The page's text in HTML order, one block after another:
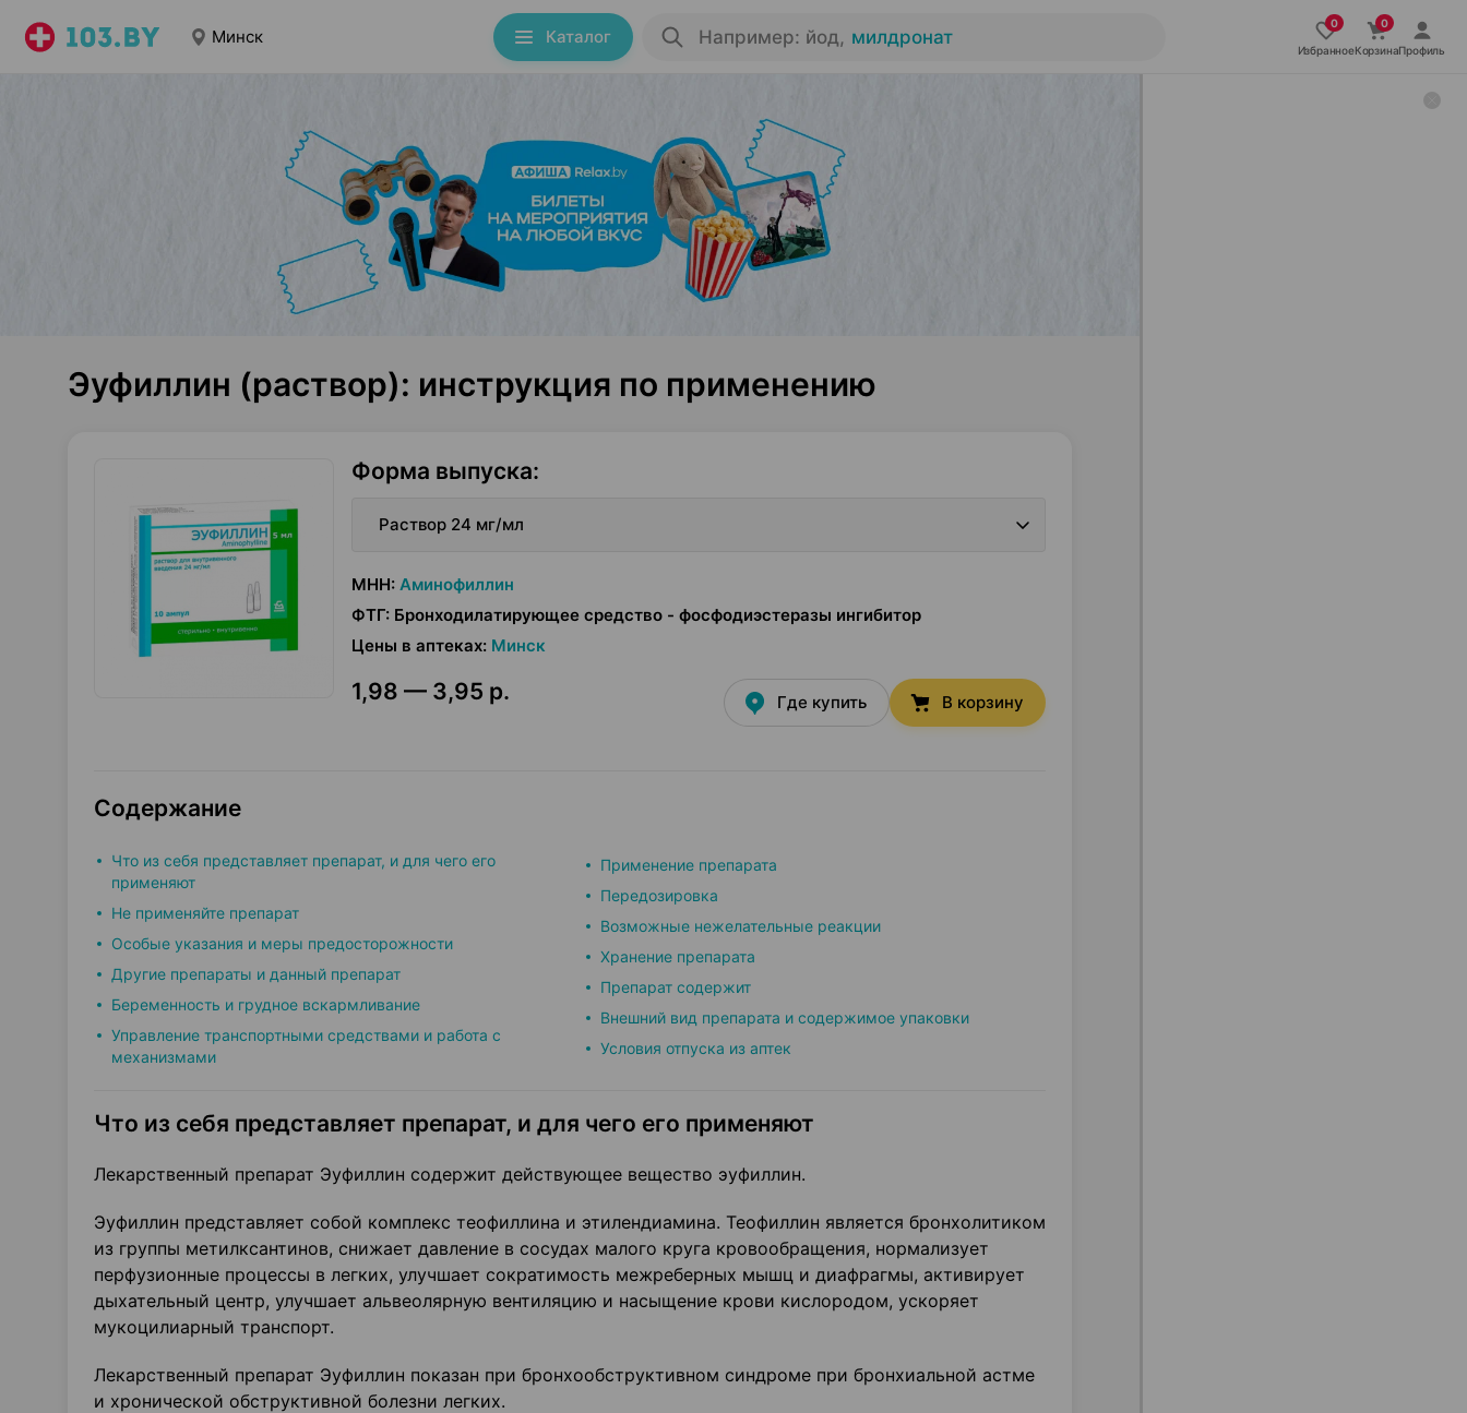
Минск Каталог Например: йод, милдронат
ИзбранноеКорзинаПрофиль
Эуфиллин (раствор): инструкция по применению
Форма выпуска:
Раствор 24 мг/мл
МНН: Аминофиллин
ФТГ: Бронходилатирующее средство - фосфодиэстеразы ингибитор
Цены в аптеках: Минск
1,98 — 3,95 р. Где купить В корзину
Содержание
Что из себя представляет препарат, и для чего его
применяют
Не применяйте препарат
Особые указания и меры предосторожности
Другие препараты и данный препарат
Беременность и грудное вскармливание
Управление транспортными средствами и работа с
механизмами
Применение препарата
Передозировка
Возможные нежелательные реакции
Хранение препарата
Препарат содержит
Внешний вид препарата и содержимое упаковки
Условия отпуска из аптек
Что из себя представляет препарат, и для чего его применяют
Лекарственный препарат Эуфиллин содержит действующее вещество эуфиллин.
Эуфиллин представляет собой комплекс теофиллина и этилендиамина. Теофиллин является бронхолитиком
из группы метилксантинов, снижает давление в сосудах малого круга кровообращения, нормализует
перфузионные процессы в легких, улучшает сократимость межреберных мышц и диафрагмы, активирует
дыхательный центр, улучшает альвеолярную вентиляцию и насыщение крови кислородом, ускоряет
мукоцилиарный транспорт.
Лекарственный препарат Эуфиллин показан при бронхообструктивном синдроме при бронхиальной астме
и хронической обструктивной болезни легких.